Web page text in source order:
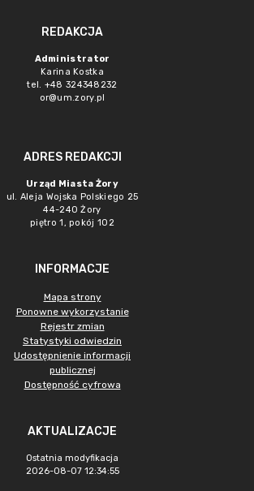
REDAKCJA
Administrator
Karina Kostka
tel. +48 324348232
or@um.zory.pl
ADRES REDAKCJI
Urząd Miasta Żory
ul. Aleja Wojska Polskiego 25
44-240 Żory
piętro 1, pokój 102
INFORMACJE
Mapa strony
Ponowne wykorzystanie
Rejestr zmian
Statystyki odwiedzin
Udostępnienie informacji
publicznej
Dostępność cyfrowa
AKTUALIZACJE
Ostatnia modyfikacja
2026-08-07 12:34:55